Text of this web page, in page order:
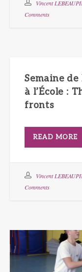
Vincent
Comments
Semaine
à l’École :
fronts
READ MORE
Vincent
Comments